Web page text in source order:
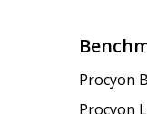
Procyon
Procyon